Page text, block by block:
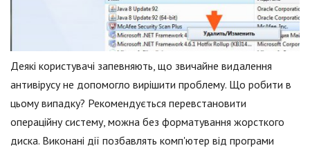
Деякі користувачі запевняють, що звичайне видалення
антивірусу не допомогло вирішити проблему. Що робити в
цьому випадку? Рекомендується перевстановити
операційну систему, можна без форматування жорсткого
диска. Виконані дії позбавлять комп'ютер від програми